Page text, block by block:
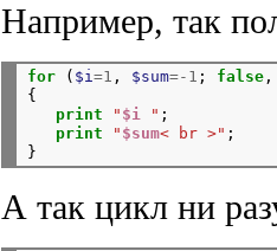
Например, так
for ( $i=1 , $sum=-1 ; false
{
print
" $i " ;
print
" $sum< br >" ;
А так цикл ни